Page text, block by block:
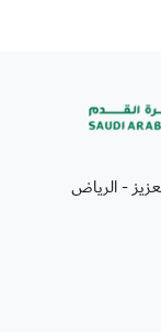
- الرياض